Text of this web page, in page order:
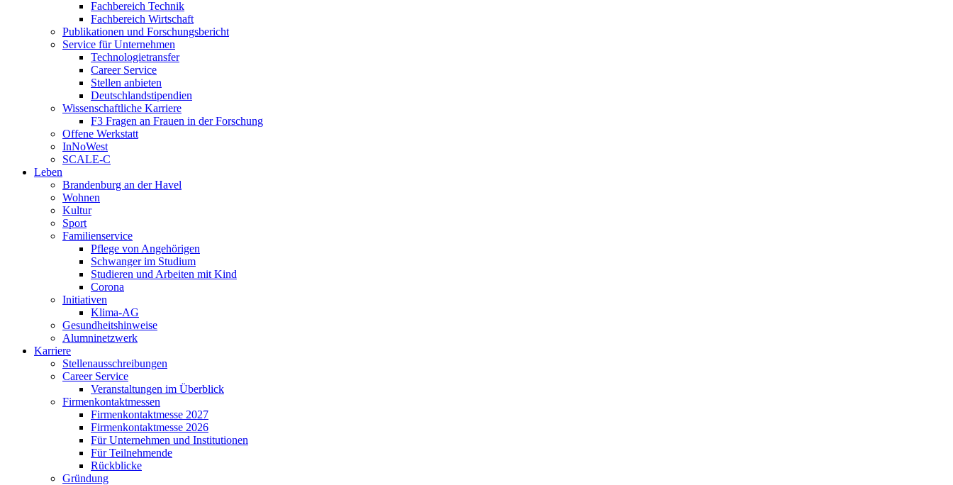
Fachbereich Technik
Fachbereich Wirtschaft
Publikationen und Forschungsbericht
Service für Unternehmen
Technologietransfer
Career Service
Stellen anbieten
Deutschlandstipendien
Wissenschaftliche Karriere
F3 Fragen an Frauen in der Forschung
Offene Werkstatt
InNoWest
SCALE-C
Leben
Brandenburg an der Havel
Wohnen
Kultur
Sport
Familienservice
Pflege von Angehörigen
Schwanger im Studium
Studieren und Arbeiten mit Kind
Corona
Initiativen
Klima-AG
Gesundheitshinweise
Alumninetzwerk
Karriere
Stellenausschreibungen
Career Service
Veranstaltungen im Überblick
Firmenkontaktmessen
Firmenkontaktmesse 2027
Firmenkontaktmesse 2026
Für Unternehmen und Institutionen
Für Teilnehmende
Rückblicke
Gründung